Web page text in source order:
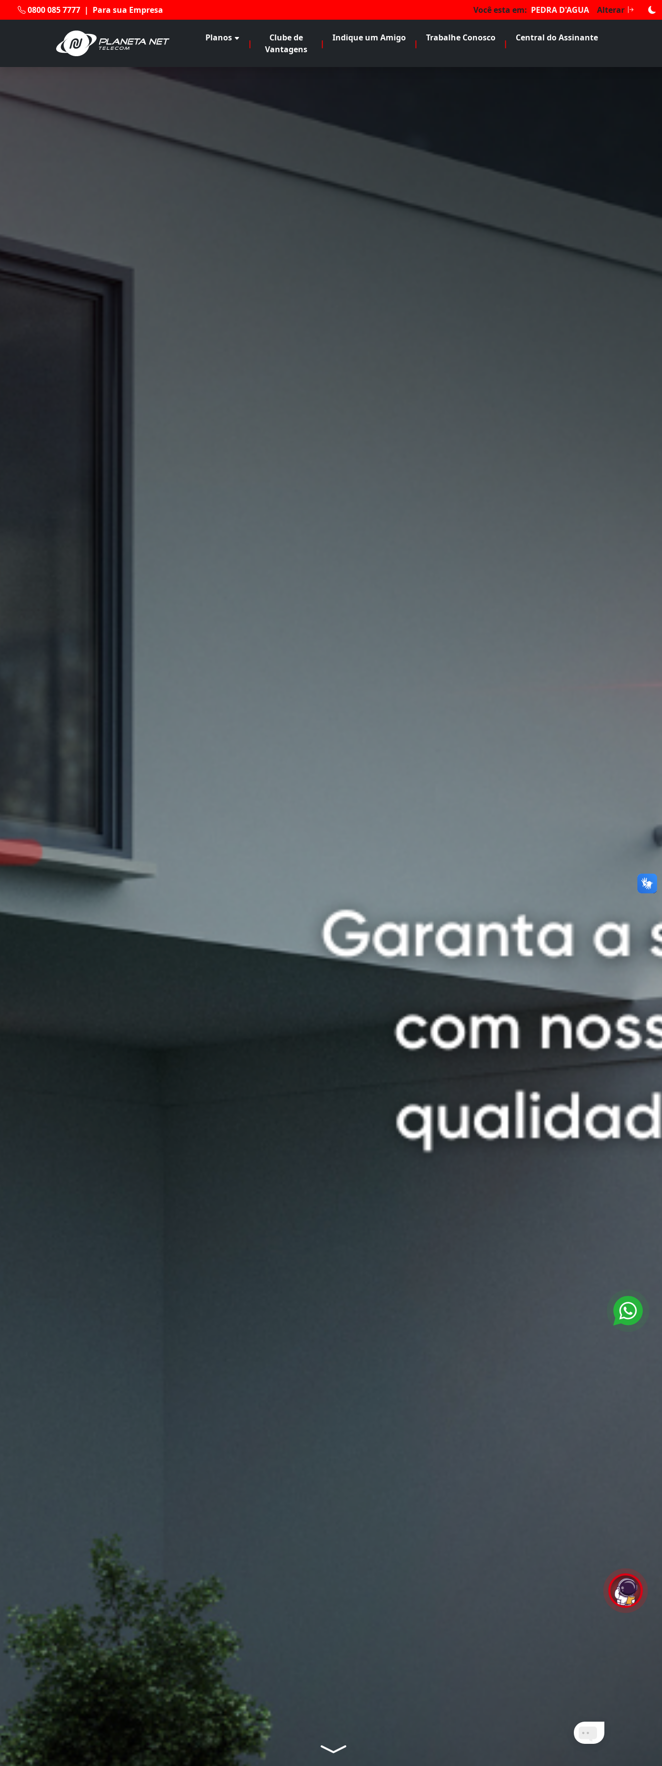
0800 085 7777 | Para sua Empresa Você esta em: PEDRA D'AGUA Alterar
Planos
|
Clube de
Vantagens
|
Indique um Amigo
|
Trabalhe Conosco
|
Central do Assinante